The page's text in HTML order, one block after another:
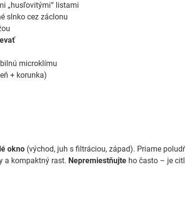
„husľovitými“ listami
slnko cez záclonu
microklímu
+ korunka)
okno (východ, juh s filtráciou, západ). Priame
a kompaktný rast. Nepremiestňujte ho často – je